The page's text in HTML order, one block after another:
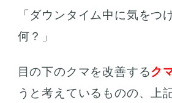
「ダウンタイム中に気をつ
何？」
目の下のクマを改善するク
うと考えているものの、上